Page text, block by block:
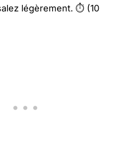
légèrement. ⏱️ (10